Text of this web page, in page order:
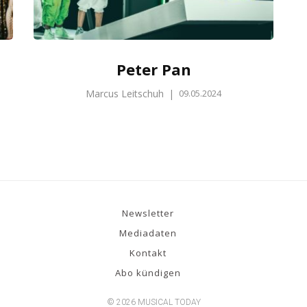
Peter Pan
Marcus Leitschuh | 09.05.2024
Newsletter
Mediadaten
Kontakt
Abo kündigen
© 2026 MUSICAL TODAY